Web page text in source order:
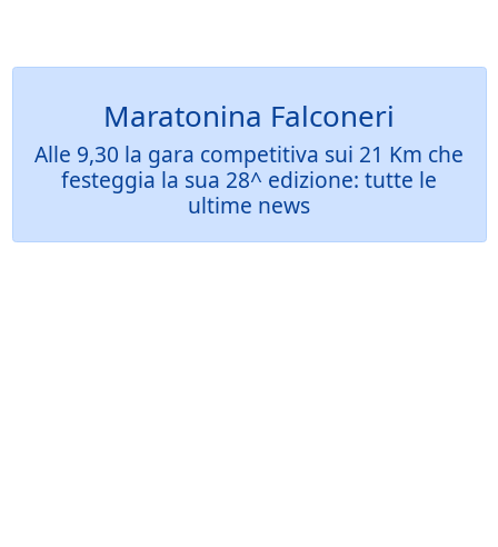
Maratonina Falconeri
Alle 9,30 la gara competitiva sui 21 Km che
festeggia la sua 28^ edizione: tutte le
ultime news